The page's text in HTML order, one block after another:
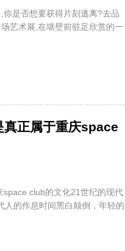
是否想要获得片刻逃离?去品
艺术展,在墙壁前驻足欣赏的一
正属于重庆space
club的文化21世纪的现代
人的作息时间黑白颠倒，年轻的